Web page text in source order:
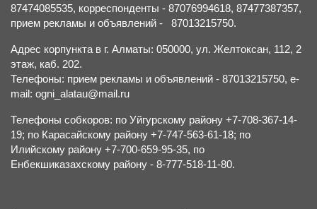
87474085535, корреспонденты - 87076994618, 87477387357,
прием рекламы и объявлений - 87013215750.
Адрес корпункта в г. Алматы: 050000, ул. Желтоксан, 112, 2
этаж, каб. 202.
Телефоны: прием рекламы и объявлений - 87013215750, e-
mail: ogni_alatau@mail.ru
Телефоны собкоров: по Уйгурскому району +7-708-367-14-
19; по Карасайскому району +7-747-563-61-18; по
Илийскому району +7-700-659-95-35, по
Енбекшиказахскому району - 8-777-518-11-80.